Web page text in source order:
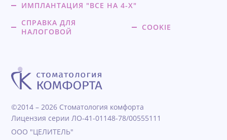
ИМПЛАНТАЦИЯ "ВСЕ НА 4-Х"
СПРАВКА ДЛЯ
НАЛОГОВОЙ
COOKIE
©2014 – 2026 Стоматология комфорта
Лицензия серии ЛО-41-01148-78/00555111
ООО "ЦЕЛИТЕЛЬ"